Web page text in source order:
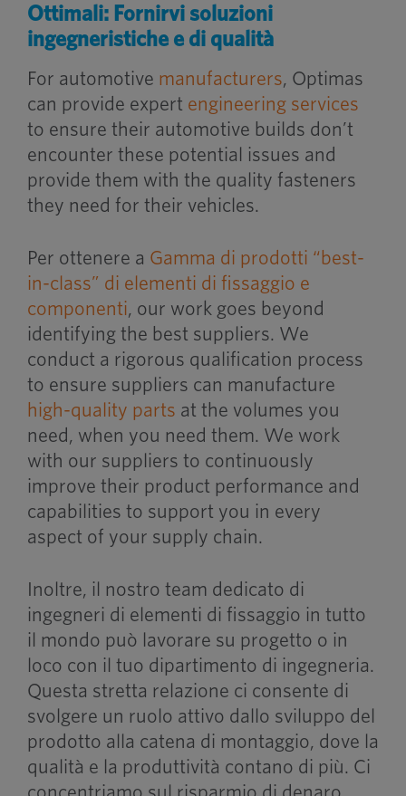
Ottimali: Fornirvi soluzioni
ingegneristiche e di qualità
For automotive manufacturers, Optimas
can provide expert engineering services
to ensure their automotive builds don’t
encounter these potential issues and
provide them with the quality fasteners
they need for their vehicles.
Per ottenere a Gamma di prodotti “best-
in-class” di elementi di fissaggio e
componenti, our work goes beyond
identifying the best suppliers. We
conduct a rigorous qualification process
to ensure suppliers can manufacture
high-quality parts at the volumes you
need, when you need them. We work
with our suppliers to continuously
improve their product performance and
capabilities to support you in every
aspect of your supply chain.
Inoltre, il nostro team dedicato di
ingegneri di elementi di fissaggio in tutto
il mondo può lavorare su progetto o in
loco con il tuo dipartimento di ingegneria.
Questa stretta relazione ci consente di
svolgere un ruolo attivo dallo sviluppo del
prodotto alla catena di montaggio, dove la
qualità e la produttività contano di più. Ci
concentriamo sul risparmio di denaro